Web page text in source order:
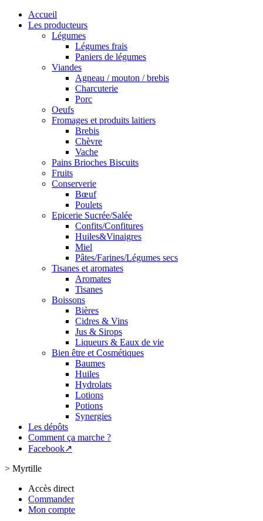
Accueil
Les producteurs
Légumes
Légumes frais
Paniers de légumes
Viandes
Agneau / mouton / brebis
Charcuterie
Porc
Oeufs
Fromages et produits laitiers
Brebis
Chèvre
Vache
Pains Brioches Biscuits
Fruits
Conserverie
Bœuf
Poulets
Epicerie Sucrée/Salée
Confits/Confitures
Huiles&Vinaigres
Miel
Pâtes/Farines/Légumes secs
Tisanes et aromates
Aromates
Tisanes
Boissons
Bières
Cidres & Vins
Jus & Sirops
Liqueurs & Eaux de vie
Bien être et Cosmétiques
Baumes
Huiles
Hydrolats
Lotions
Potions
Synergies
Les dépôts
Comment ça marche ?
Facebook↗
> Myrtille
Accès direct
Commander
Mon compte